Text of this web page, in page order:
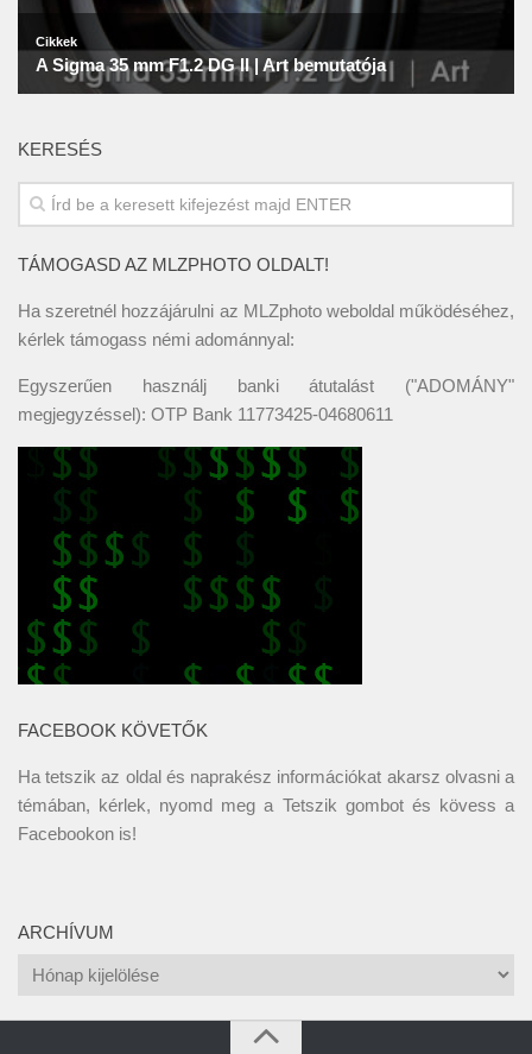
KERESÉS
TÁMOGASD AZ MLZPHOTO OLDALT!
Ha szeretnél hozzájárulni az MLZphoto weboldal működéséhez,
kérlek támogass némi adománnyal:
Egyszerűen használj banki átutalást ("ADOMÁNY"
megjegyzéssel): OTP Bank 11773425-04680611
FACEBOOK KÖVETŐK
Ha tetszik az oldal és naprakész információkat akarsz olvasni a
témában, kérlek, nyomd meg a Tetszik gombot és kövess a
Facebookon is!
ARCHÍVUM
Archívum